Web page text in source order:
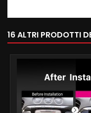
16 ALTRI PRODOTTI